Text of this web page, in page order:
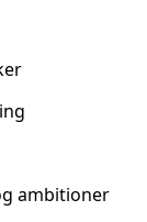
ambitioner